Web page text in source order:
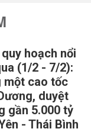
hoạch nổi
(1/2 - 7/2):
một cao tốc
duyệt
gần 5.000 tỷ
- Thái Bình